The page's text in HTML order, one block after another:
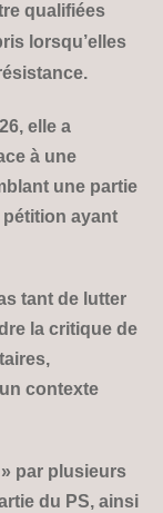
qualifiées
lorsqu’elles
elle a
à une
une partie
ayant
tant de lutter
la critique de
contexte
par plusieurs
du PS, ainsi